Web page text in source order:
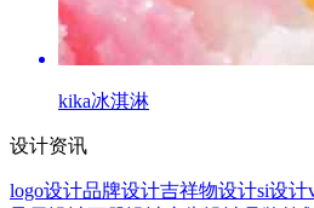
kika冰淇淋
设计资讯
logo设计品牌设计吉祥物设计si设计